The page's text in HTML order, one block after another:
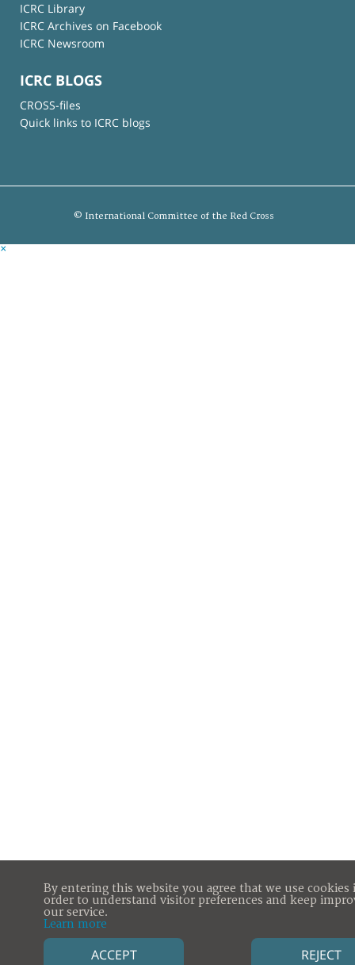
ICRC Library
ICRC Archives on Facebook
ICRC Newsroom
ICRC BLOGS
CROSS-files
Quick links to ICRC blogs
© International Committee of the Red Cross
×
By entering this website you agree that we use cookies
order to understand visitor preferences and keep
our service.
Learn more
ACCEPT REJECT